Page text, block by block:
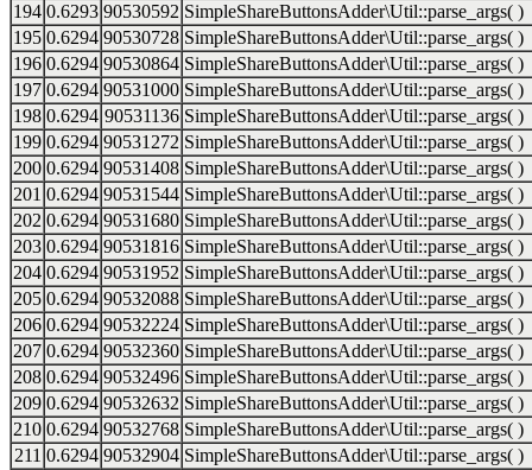
194 0.6293 90530592 SimpleShareButtonsAdder\Util::parse_args( )
195 0.6294 90530728 SimpleShareButtonsAdder\Util::parse_args( )
196 0.6294 90530864 SimpleShareButtonsAdder\Util::parse_args( )
197 0.6294 90531000 SimpleShareButtonsAdder\Util::parse_args( )
198 0.6294 90531136 SimpleShareButtonsAdder\Util::parse_args( )
199 0.6294 90531272 SimpleShareButtonsAdder\Util::parse_args( )
200 0.6294 90531408 SimpleShareButtonsAdder\Util::parse_args( )
201 0.6294 90531544 SimpleShareButtonsAdder\Util::parse_args( )
202 0.6294 90531680 SimpleShareButtonsAdder\Util::parse_args( )
203 0.6294 90531816 SimpleShareButtonsAdder\Util::parse_args( )
204 0.6294 90531952 SimpleShareButtonsAdder\Util::parse_args( )
205 0.6294 90532088 SimpleShareButtonsAdder\Util::parse_args( )
206 0.6294 90532224 SimpleShareButtonsAdder\Util::parse_args( )
207 0.6294 90532360 SimpleShareButtonsAdder\Util::parse_args( )
208 0.6294 90532496 SimpleShareButtonsAdder\Util::parse_args( )
209 0.6294 90532632 SimpleShareButtonsAdder\Util::parse_args( )
210 0.6294 90532768 SimpleShareButtonsAdder\Util::parse_args( )
211 0.6294 90532904 SimpleShareButtonsAdder\Util::parse_args( )